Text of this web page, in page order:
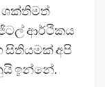
ශක්තිමත්
ආර්ථිකය
සිතියමක් අපි
ඉන්නේ.